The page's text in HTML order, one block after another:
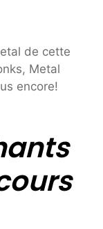
de cette
Metal
encore!